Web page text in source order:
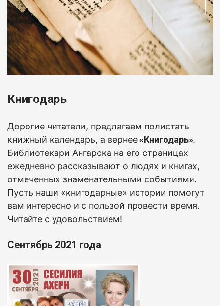
Книгодарь
Дорогие читатели, предлагаем полистать
книжный календарь, а вернее«Книгодарь».
Библиотекари Ангарска на его страницах
ежедневно рассказывают о людях и книгах,
отмеченных знаменательными событиями.
Пусть наши «книгодарные» истории помогут
вам интересно и с пользой провести время.
Читайте с удовольствием!
Сентябрь 2021 года